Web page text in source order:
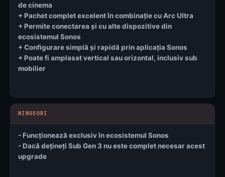
de cinema
+ Pachet complet excelent în combinație cu Arc Ultra
+ Permite conectarea și cu alte dispozitive din
ecosistemul Sonos
+ Configurare simplă și rapidă prin aplicația Sonos
+ Poate fi amplasat vertical sau orizontal, inclusiv sub
mobilier
- Funcționează exclusiv în ecosistemul Sonos
- Dacă dețineți Sub Gen 3 nu este complet necesar acest
upgrade